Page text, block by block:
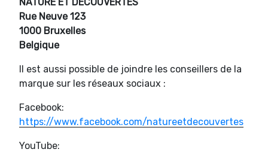
Rue Neuve 123
1000 Bruxelles
Belgique
Il est aussi possible de joindre les conseillers de la
marque sur les réseaux sociaux :
Facebook:
https://www.facebook.com/natureetdecouvertes
YouTube: